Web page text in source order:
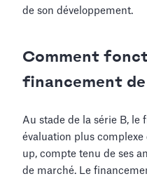
de son développement.
Comment
financement de
Au stade de la série B,
évaluation plus
up, compte tenu de ses
de marché. Le